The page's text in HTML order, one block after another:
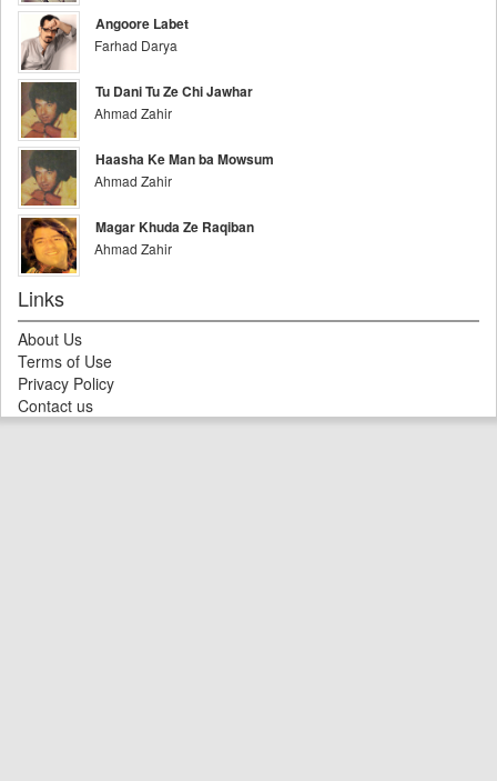
Angoore Labet
Farhad Darya
Tu Dani Tu Ze Chi Jawhar
Ahmad Zahir
Haasha Ke Man ba Mowsum
Ahmad Zahir
Magar Khuda Ze Raqiban
Ahmad Zahir
Links
About Us
Terms of Use
Privacy Policy
Contact us